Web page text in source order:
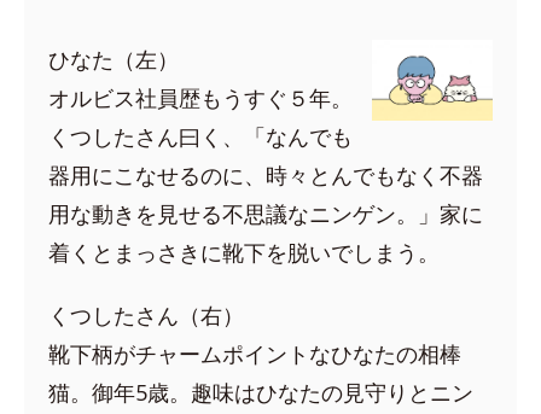
ひなた（左）
オルビス社員歴もうすぐ５年。
くつしたさん曰く、「なんでも
器用にこなせるのに、時々とんでもなく不器
用な動きを見せる不思議なニンゲン。」家に
着くとまっさきに靴下を脱いでしまう。
くつしたさん（右）
靴下柄がチャームポイントなひなたの相棒
猫。御年5歳。趣味はひなたの見守りとニン